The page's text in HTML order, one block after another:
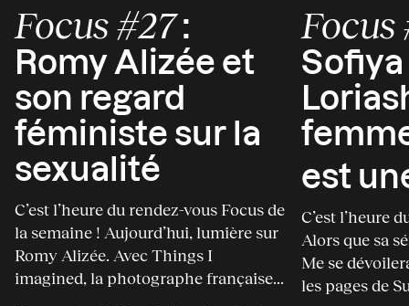
Focus #27 :
Romy Alizée et
son regard
féministe sur la
sexualité
C’est l’heure du rendez-vous Focus de
la semaine ! Aujourd’hui, lumière sur
Romy Alizée. Avec Things I
imagined, la photographe française...
Focus
Sofiya
est
C’est l’heure
Alors que sa
Me se
les pages de